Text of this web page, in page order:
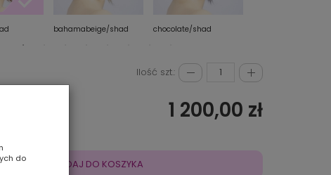
bahamabeige/shad chocolate/shad
Ilość szt.:
1 200,00 zł
DODAJ DO KOSZYKA
do